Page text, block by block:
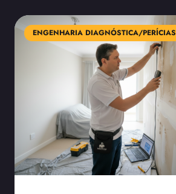
ENGENHARIA DIAGNÓSTICA/PERÍCIAS